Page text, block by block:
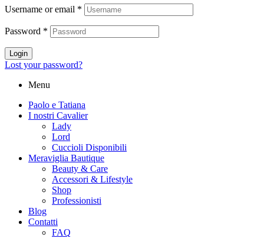
Username or email *
Password *
Login
Lost your password?
Menu
Paolo e Tatiana
I nostri Cavalier
Lady
Lord
Cuccioli Disponibili
Meraviglia Bautique
Beauty & Care
Accessori & Lifestyle
Shop
Professionisti
Blog
Contatti
FAQ